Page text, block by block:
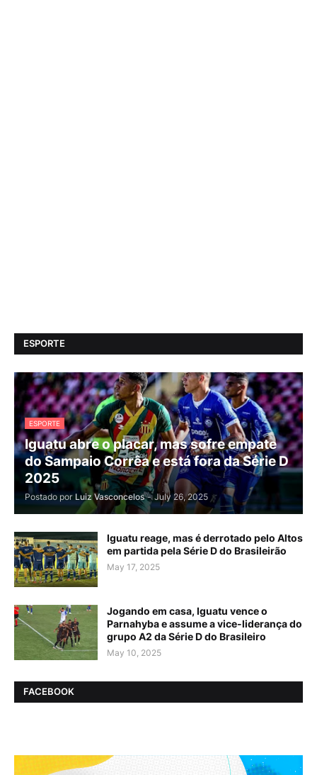
ESPORTE
ESPORTE
Iguatu abre o placar, mas sofre empate
do Sampaio Corrêa e está fora da Série D
2025
Postado por Luiz Vasconcelos - July 26, 2025
Iguatu reage, mas é derrotado pelo Altos
em partida pela Série D do Brasileirão
May 17, 2025
Jogando em casa, Iguatu vence o
Parnahyba e assume a vice-liderança do
grupo A2 da Série D do Brasileiro
May 10, 2025
FACEBOOK